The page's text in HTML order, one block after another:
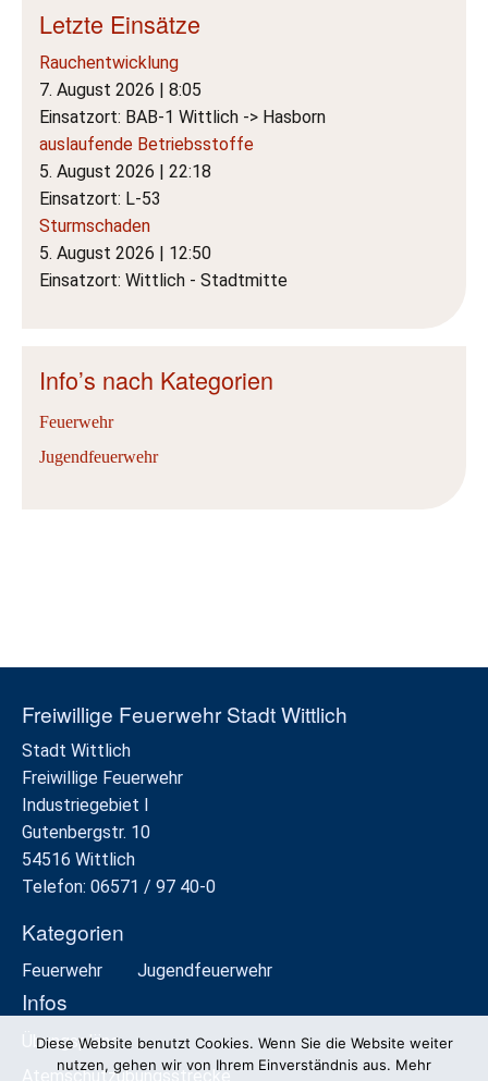
Letzte Einsätze
Rauchentwicklung
7. August 2026
8:05
Einsatzort: BAB-1 Wittlich -> Hasborn
auslaufende Betriebsstoffe
5. August 2026
22:18
Einsatzort: L-53
Sturmschaden
5. August 2026
12:50
Einsatzort: Wittlich - Stadtmitte
Info’s nach Kategorien
Feuerwehr
Jugendfeuerwehr
Freiwillige Feuerwehr Stadt Wittlich
Stadt Wittlich
Freiwillige Feuerwehr
Industriegebiet I
Gutenbergstr. 10
54516 Wittlich
Telefon: 06571 / 97 40-0
Kategorien
Feuerwehr Jugendfeuerwehr
Infos
Übungspläne
Atemschutzübungsstrecke
Diese Website benutzt Cookies. Wenn Sie die Website weiter
nutzen, gehen wir von Ihrem Einverständnis aus. Mehr